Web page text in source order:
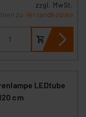
zzgl. MwSt.
zu Versandkosten
LEDtube
cm